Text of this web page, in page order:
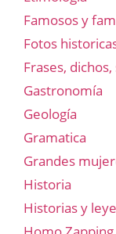
Famosos y
Fotos
Frases,
Gastronomía
Geología
Gramatica
Grandes
Historia
Historias y